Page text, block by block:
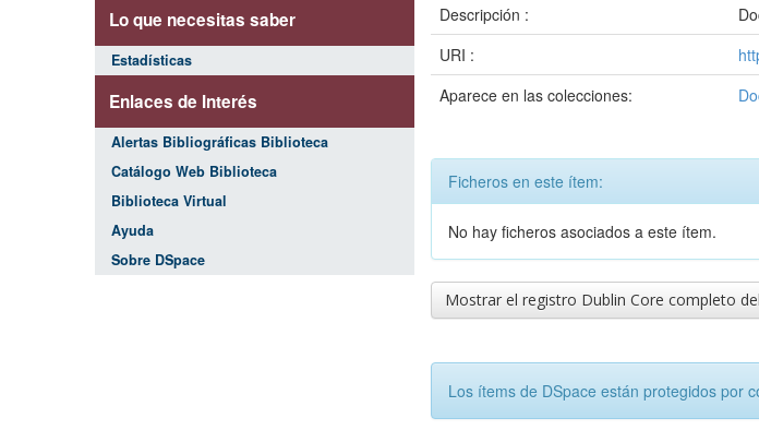
Lo que necesitas saber
Estadísticas
Enlaces de Interés
Alertas Bibliográficas Biblioteca
Catálogo Web Biblioteca
Biblioteca Virtual
Ayuda
Sobre DSpace
Descripción :
URI :
Aparece en las colecciones:
Ficheros en este ítem:
No hay ficheros asociados a este ítem.
Mostrar el registro Dublin Core completo
Los ítems de DSpace están protegidos por